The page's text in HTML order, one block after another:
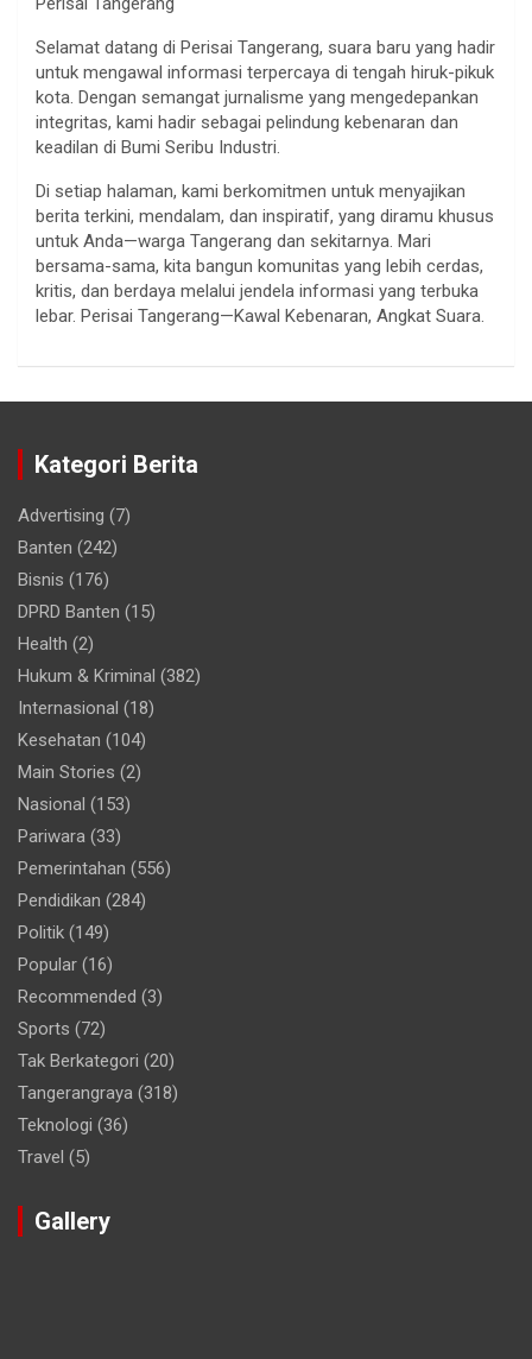
Selamat datang di Perisai Tangerang, suara baru yang hadir
untuk mengawal informasi terpercaya di tengah hiruk-pikuk
kota. Dengan semangat jurnalisme yang mengedepankan
integritas, kami hadir sebagai pelindung kebenaran dan
keadilan di Bumi Seribu Industri.
Di setiap halaman, kami berkomitmen untuk menyajikan
berita terkini, mendalam, dan inspiratif, yang diramu khusus
untuk Anda—warga Tangerang dan sekitarnya. Mari
bersama-sama, kita bangun komunitas yang lebih cerdas,
kritis, dan berdaya melalui jendela informasi yang terbuka
lebar. Perisai Tangerang—Kawal Kebenaran, Angkat Suara.
Kategori Berita
Advertising (7)
Banten (242)
Bisnis (176)
DPRD Banten (15)
Health (2)
Hukum & Kriminal (382)
Internasional (18)
Kesehatan (104)
Main Stories (2)
Nasional (153)
Pariwara (33)
Pemerintahan (556)
Pendidikan (284)
Politik (149)
Popular (16)
Recommended (3)
Sports (72)
Tak Berkategori (20)
Tangerangraya (318)
Teknologi (36)
Travel (5)
Gallery